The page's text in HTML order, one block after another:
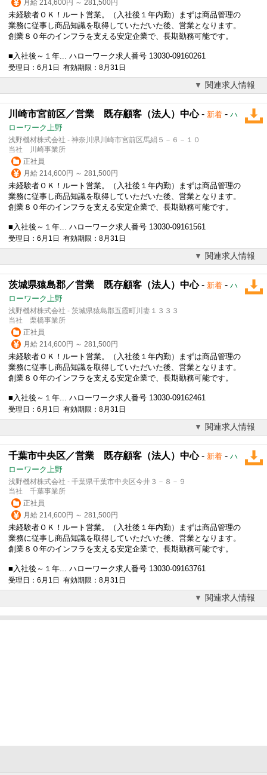
月給 214,600円 ～ 281,500円
未経験者ＯＫ！ルート営業。（入社後１年内勤）まずは商品管理の
業務に従事し商品知識を取得していただいた後、営業となります。
創業８０年のインフラを支える安定企業で、長期勤務可能です。
■入社後～１年... ハローワーク求人番号 13030-09160261
受理日：6月1日 有効期限：8月31日
関連求人情報
川崎市宮前区／営業 既存顧客（法人）中心- 新着 - ハ
ローワーク上野
浅野機材株式会社 - 神奈川県川崎市宮前区馬絹５－６－１０
当社 川崎事業所
正社員
月給 214,600円 ～ 281,500円
未経験者ＯＫ！ルート営業。（入社後１年内勤）まずは商品管理の
業務に従事し商品知識を取得していただいた後、営業となります。
創業８０年のインフラを支える安定企業で、長期勤務可能です。
■入社後～１年... ハローワーク求人番号 13030-09161561
受理日：6月1日 有効期限：8月31日
関連求人情報
茨城県猿島郡／営業 既存顧客（法人）中心- 新着 - ハ
ローワーク上野
浅野機材株式会社 - 茨城県猿島郡五霞町川妻１３３３
当社 栗橋事業所
正社員
月給 214,600円 ～ 281,500円
未経験者ＯＫ！ルート営業。（入社後１年内勤）まずは商品管理の
業務に従事し商品知識を取得していただいた後、営業となります。
創業８０年のインフラを支える安定企業で、長期勤務可能です。
■入社後～１年... ハローワーク求人番号 13030-09162461
受理日：6月1日 有効期限：8月31日
関連求人情報
千葉市中央区／営業 既存顧客（法人）中心- 新着 - ハ
ローワーク上野
浅野機材株式会社 - 千葉県千葉市中央区今井３－８－９
当社 千葉事業所
正社員
月給 214,600円 ～ 281,500円
未経験者ＯＫ！ルート営業。（入社後１年内勤）まずは商品管理の
業務に従事し商品知識を取得していただいた後、営業となります。
創業８０年のインフラを支える安定企業で、長期勤務可能です。
■入社後～１年... ハローワーク求人番号 13030-09163761
受理日：6月1日 有効期限：8月31日
関連求人情報